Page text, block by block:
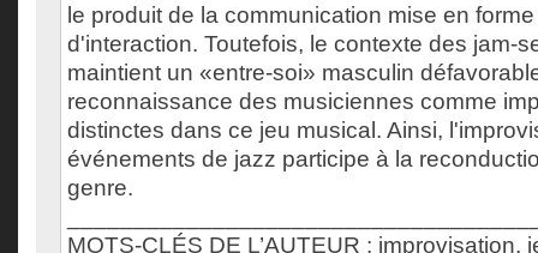
le produit de la communication mise en
d'interaction. Toutefois, le contexte des jam-
maintient un «entre-soi» masculin
reconnaissance des musiciennes comme
distinctes dans ce jeu musical. Ainsi,
événements de jazz participe à la
genre.
MOTS-CLÉS DE L’AUTEUR : improvisation,